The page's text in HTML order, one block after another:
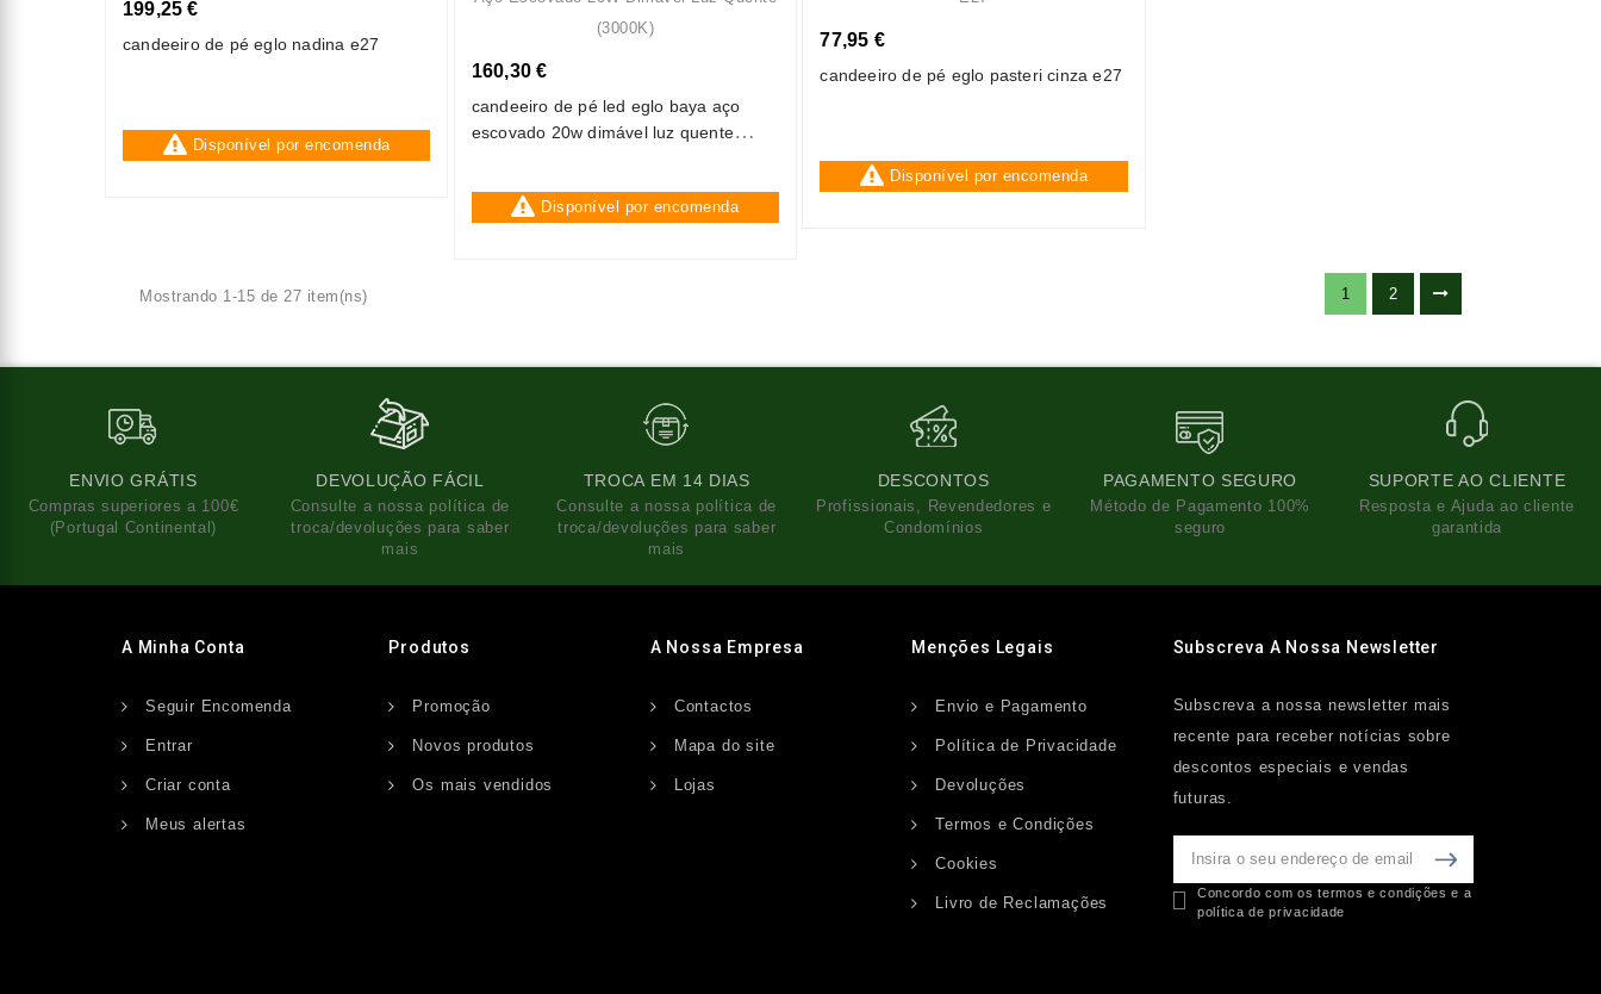
199,25 €
candeeiro de pé eglo nadina e27
Disponível por encomenda
160,30 €
candeeiro de pé led eglo baya aço
escovado 20w dimável luz quente
Disponível por encomenda
77,95 €
candeeiro de pé eglo pasteri cinza e27
Disponível por encomenda
Mostrando 1-15 de 27 item(ns) 1 2
ENVIO GRÁTIS
Compras superiores a 100€
(Portugal Continental)
DEVOLUÇÃO FÁCIL
Consulte a nossa política de
troca/devoluções para saber
mais
TROCA EM 14 DIAS
Consulte a nossa política de
troca/devoluções para saber
mais
DESCONTOS
Profissionais, Revendedores e
Condomínios
PAGAMENTO SEGURO
Método de Pagamento 100%
seguro
SUPORTE AO CLIENTE
Resposta e Ajuda ao cliente
garantida
A Minha Conta
Seguir Encomenda
Entrar
Criar conta
Meus alertas
Produtos
Promoção
Novos produtos
Os mais vendidos
A Nossa Empresa
Contactos
Mapa do site
Lojas
Menções Legais
Envio e Pagamento
Política de Privacidade
Devoluções
Termos e Condições
Cookies
Livro de Reclamações
Subscreva A Nossa Newsletter
Subscreva a nossa newsletter mais
recente para receber notícias sobre
descontos especiais e vendas
futuras.
Concordo com os termos e condições e a
política de privacidade